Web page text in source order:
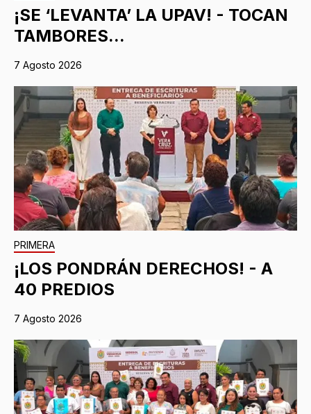
¡SE ‘LEVANTA’ LA UPAV! - TOCAN
TAMBORES...
7 Agosto 2026
PRIMERA
¡LOS PONDRÁN DERECHOS! - A
40 PREDIOS
7 Agosto 2026